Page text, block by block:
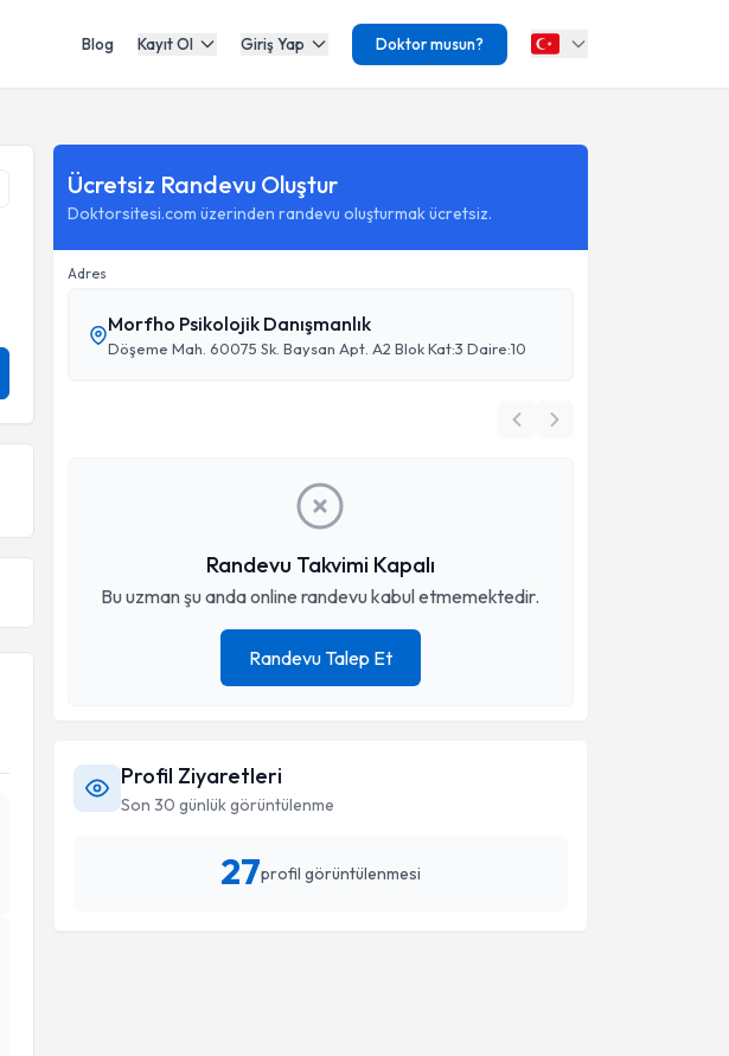
Blog Kayıt Ol Giriş Yap Doktor musun?
Ücretsiz Randevu Oluştur
Doktorsitesi.com üzerinden randevu oluşturmak ücretsiz.
Adres
Morfho Psikolojik Danışmanlık
Döşeme Mah. 60075 Sk. Baysan Apt. A2 Blok Kat:3 Daire:10
Randevu Takvimi Kapalı
Bu uzman şu anda online randevu kabul etmemektedir.
Randevu Talep Et
Profil Ziyaretleri
Son 30 günlük görüntülenme
27profil görüntülenmesi